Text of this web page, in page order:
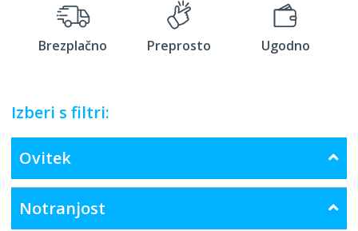
Brezplačno Preprosto Ugodno
Izberi s filtri:
Ovitek
Notranjost